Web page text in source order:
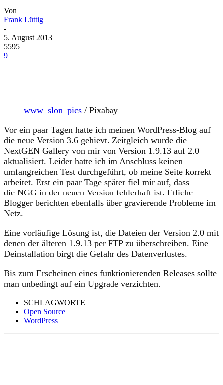
Von
Frank Lüttig
-
5. August 2013
5595
9
www_slon_pics / Pixabay
Vor ein paar Tagen hatte ich meinen WordPress-Blog auf
die neue Version 3.6 gehievt. Zeitgleich wurde die
NextGEN Gallery von mir von Version 1.9.13 auf 2.0
aktualisiert. Leider hatte ich im Anschluss keinen
umfangreichen Test durchgeführt, ob meine Seite korrekt
arbeitet. Erst ein paar Tage später fiel mir auf, dass
die NGG in der neuen Version fehlerhaft ist. Etliche
Blogger berichten ebenfalls über gravierende Probleme im
Netz.
Eine vorläufige Lösung ist, die Dateien der Version 2.0 mit
denen der älteren 1.9.13 per FTP zu überschreiben. Eine
Deinstallation birgt die Gefahr des Datenverlustes.
Bis zum Erscheinen eines funktionierenden Releases sollte
man unbedingt auf ein Upgrade verzichten.
SCHLAGWORTE
Open Source
WordPress